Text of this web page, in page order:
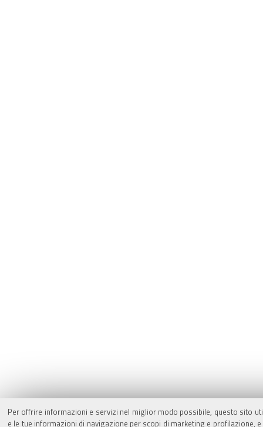
Per offrire informazioni e servizi nel miglior modo possibile, questo sito
e le tue informazioni di navigazione per scopi di marketing e